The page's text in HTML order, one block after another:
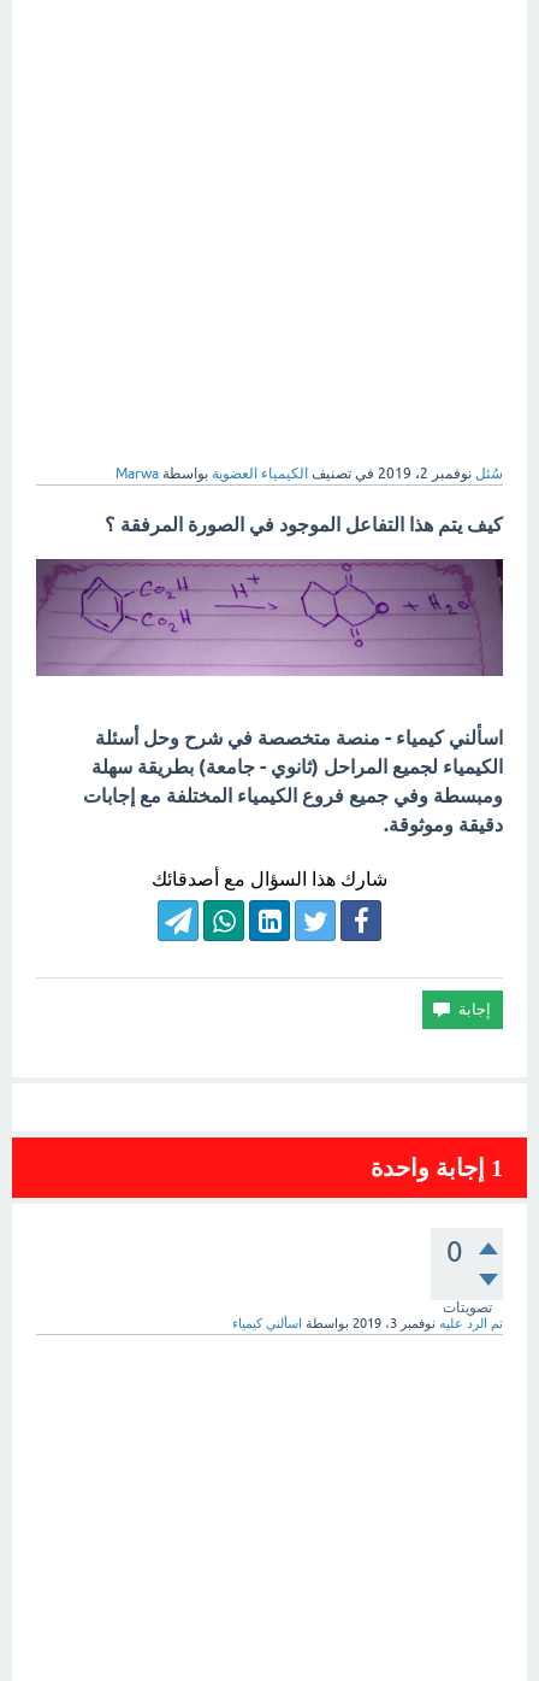
سُئل نوفمبر 2، 2019 في تصنيف الكيمياء العضوية بواسطة Marwa
كيف يتم هذا التفاعل الموجود في الصورة المرفقة ؟
اسألني كيمياء - منصة متخصصة في شرح وحل أسئلة
الكيمياء لجميع المراحل (ثانوي - جامعة) بطريقة سهلة
ومبسطة وفي جميع فروع الكيمياء المختلفة مع إجابات
دقيقة وموثوقة.
شارك هذا السؤال مع أصدقائك
1 إجابة واحدة
0
تصويتات
تم الرد عليه نوفمبر 3، 2019 بواسطة اسألني كيمياء